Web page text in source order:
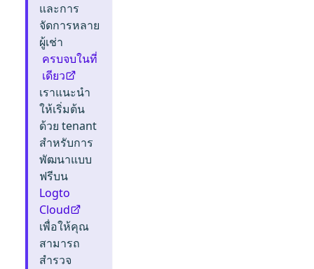
และการ
จัดการหลาย
ผู้เช่า
ครบจบในที่
เดียว
เราแนะนำ
ให้เริ่มต้น
ด้วย tenant
สำหรับการ
พัฒนาแบบ
ฟรีบน
Logto
Cloud
เพื่อให้คุณ
สามารถ
สำรวจ